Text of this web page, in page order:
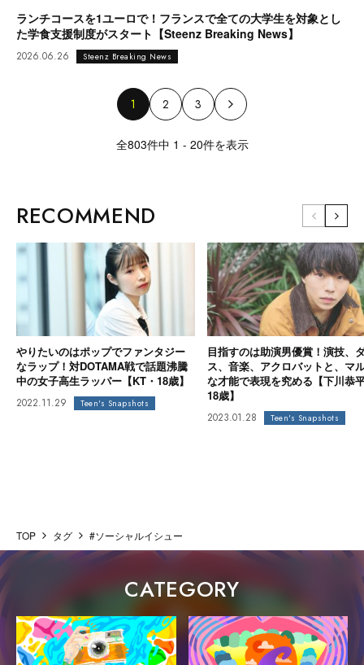
ランチコースを1ユーロで！フランスで全ての大学生を対象とし
た学食支援制度がスタート【Steenz Breaking News】
2026.06.26 Steenz Breaking News
1 2 3
全803件中 1 - 20件を表示
RECOMMEND
やりたいのはポップでファンタジー
なラップ！対DOTAMA戦で話題沸騰
中の女子高生ラッパー【KT・18歳】
2022.11.29 Teen's Snapshots
目指すのは助演男優賞！演技、
ス、音楽、アクロバットと、マ
な才能で表現を究める【下川恭
18歳】
2023.01.28 Teen's Snapshots
TOP タグ #ソーシャルイシュー
CATEGORY